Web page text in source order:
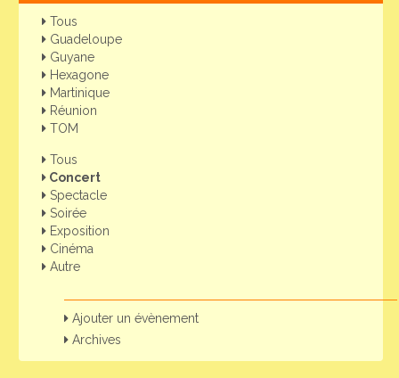
Tous
Guadeloupe
Guyane
Hexagone
Martinique
Réunion
TOM
Tous
Concert
Spectacle
Soirée
Exposition
Cinéma
Autre
Ajouter un évènement
Archives